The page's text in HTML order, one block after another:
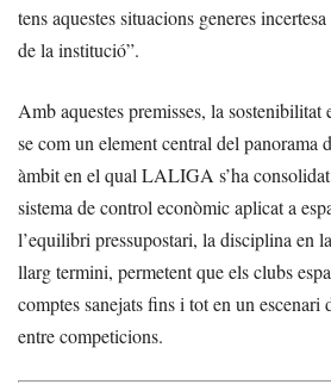
tens aquestes situacions generes
de la institució”.
Amb aquestes premisses, la sostenibilitat
se com un element central del panorama
àmbit en el qual LALIGA s’ha
sistema de control econòmic aplicat a
l’equilibri pressupostari, la disciplina en
llarg termini, permetent que els clubs
comptes sanejats fins i tot en un escenari
entre competicions.